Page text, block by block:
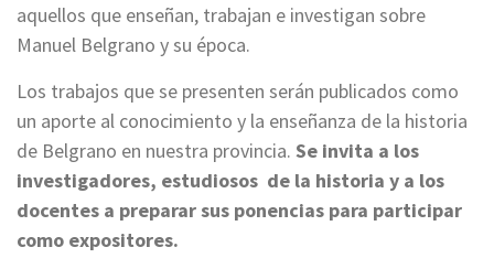
aquellos que enseñan, trabajan e investigan sobre
Manuel Belgrano y su época.
Los trabajos que se presenten serán publicados como
un aporte al conocimiento y la enseñanza de la historia
de Belgrano en nuestra provincia. Se invita a los
investigadores, estudiosos de la historia y a los
docentes a preparar sus ponencias para participar
como expositores.